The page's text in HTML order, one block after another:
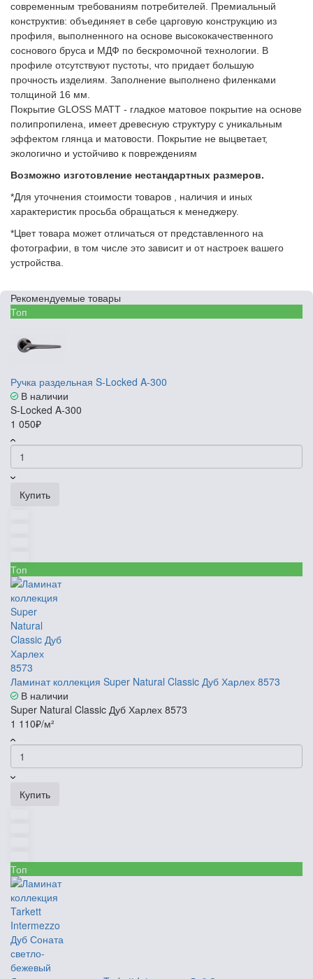
современным требованиям потребителей. Премиальный
конструктив: объединяет в себе царговую конструкцию из
профиля, выполненного на основе высококачественного
соснового бруса и МДФ по бескромочной технологии. В
профиле отсутствуют пустоты, что придает большую
прочность изделиям. Заполнение выполнено филенками
толщиной 16 мм.
Покрытие GLOSS MATT - гладкое матовое покрытие на основе
полипропилена, имеет древесную структуру с уникальным
эффектом глянца и матовости. Покрытие не выцветает,
экологично и устойчиво к повреждениям
Возможно изготовление нестандартных размеров.
*Для уточнения стоимости товаров , наличия и иных
характеристик просьба обращаться к менеджеру.
*Цвет товара может отличаться от представленного на
фотографии, в том числе это зависит и от настроек вашего
устройства.
Рекомендуемые товары
Топ
Ручка раздельная S-Locked A-300
В наличии
S-Locked A-300
1 050₽
Купить
Топ
Ламинат коллекция Super Natural Classic Дуб Харлех 8573
В наличии
Super Natural Classic Дуб Харлех 8573
1 110₽/м²
Купить
Топ